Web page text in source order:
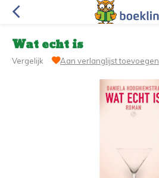
Wat echt is
Vergelijk Aan verlanglijst toevoegen